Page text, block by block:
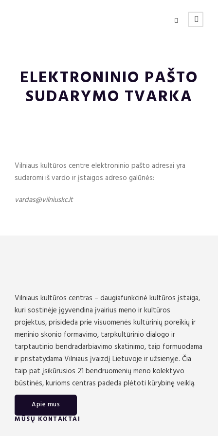
ELEKTRONINIO PAŠTO
SUDARYMO TVARKA
Vilniaus kultūros centre elektroninio pašto adresai yra
sudaromi iš vardo ir įstaigos adreso galūnės:
vardas@vilniuskc.lt
Vilniaus kultūros centras – daugiafunkcinė kultūros įstaiga,
kuri sostinėje įgyvendina įvairius meno ir kultūros
projektus, prisideda prie visuomenės kultūrinių poreikių ir
meninio skonio formavimo, tarpkultūrinio dialogo ir
tarptautinio bendradarbiavimo skatinimo, taip formuodama
ir pristatydama Vilniaus įvaizdį Lietuvoje ir užsienyje. Čia
taip pat įsikūrusios 21 bendruomenių meno kolektyvo
būstinės, kurioms centras padeda plėtoti kūrybinę veiklą.
Apie mus
MŪSŲ KONTAKTAI